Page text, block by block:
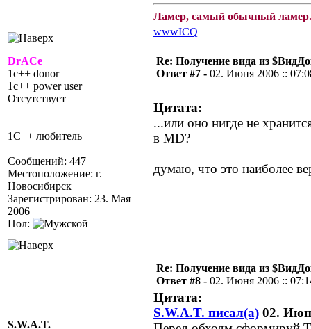
Ламер, самый обычный
wwwICQ
DrACe
1c++ donor
1c++ power user
Отсутствует
1С++ любитель
Сообщений: 447
Местоположение: г.
Новосибирск
Зарегистрирован: 23. Мая
2006
Пол:
Re: Получение вида из
Ответ #7 - 02. Июня 2006 ::
Цитата:
...или оно нигде не
в MD?
думаю, что это наиболее
S.W.A.T.
Re: Получение вида из
Ответ #8 - 02. Июня 2006 ::
Цитата:
S.W.A.T. писал(а) 02.